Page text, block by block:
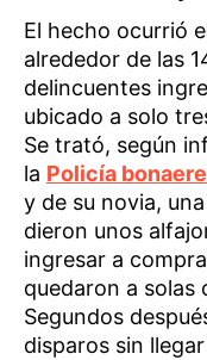
El hecho ocurrió
alrededor de las
delincuentes
ubicado a solo
Se trató, según
la Policía
y de su novia,
dieron unos
ingresar a
quedaron a solas
Segundos
disparos sin